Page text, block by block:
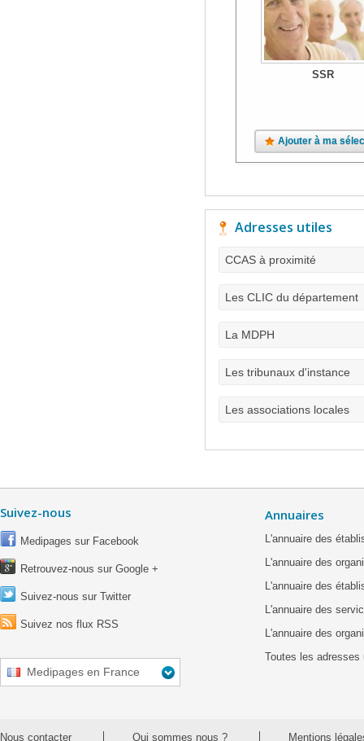
SSR
Ajouter à ma
Adresses utiles
CCAS à proximité
Les CLIC du département
La MDPH
Les tribunaux d'instance
Les associations locales
Suivez-nous
Medipages sur Facebook
Retrouvez-nous sur Google +
Suivez-nous sur Twitter
Suivez nos flux RSS
Medipages en France
Annuaires
L'annuaire des
L'annuaire des
L'annuaire des
L'annuaire des
L'annuaire des
Toutes les adresses
Nous contacter Qui sommes nous ? Mentions